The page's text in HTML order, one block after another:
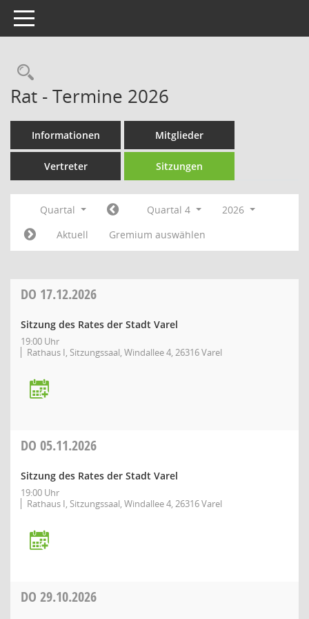
Toggle navigation
Rechercheauswahl
Rat - Termine 2026
Informationen Mitglieder
Vertreter Sitzungen
Quartal Quartal 4
2026
Aktuell
Gremium auswählen
DO 17.12.2026
Sitzung des Rates der Stadt Varel
19:00 Uhr
Rathaus I, Sitzungssaal, Windallee 4, 26316 Varel
DO 05.11.2026
Sitzung des Rates der Stadt Varel
19:00 Uhr
Rathaus I, Sitzungssaal, Windallee 4, 26316 Varel
DO 29.10.2026